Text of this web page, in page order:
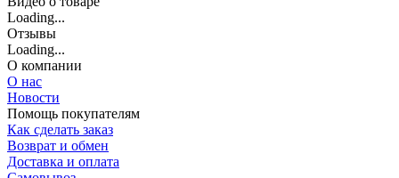
Loading...
Отзывы
Loading...
О компании
О нас
Новости
Помощь покупателям
Как сделать заказ
Возврат и обмен
Доставка и оплата